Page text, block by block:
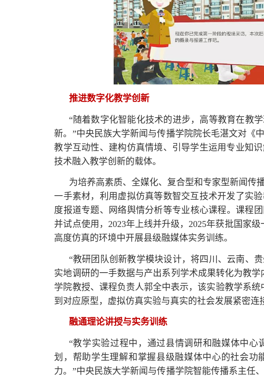
推进数字化教学创新
“随着数字化智能化技术的进步，高等教育在教
新。”中央民族大学新闻与传播学院院长毛湛文对《
教学互动性、建构仿真情境、引导学生运用专业知
技术融入教学创新的载体。
为培养高素质、全媒化、复合型和专家型新闻传
一手素材，利用虚拟仿真等数智交互技术开发了实
度报道专题、网络舆情分析等专业核心课程。课程
并试点使用，2023年上线并升级，2025年获批国家
高度仿真的环境中开展县级融媒体实务训练。
“教研团队创新教学模块设计，将四川、云南、
实地调研的一手数据与产出系列学术成果转化为教
学院教授、课程负责人郭全中表示，该实验教学系
到对应原型，虚拟仿真实验与真实的社会发展紧密连
融通理论讲授与实务训练
“教学实验过程中，通过县情调研和融媒体中
划，帮助学生理解和掌握县级融媒体中心的社会
力。”中央民族大学新闻与传播学院智能传播系主任